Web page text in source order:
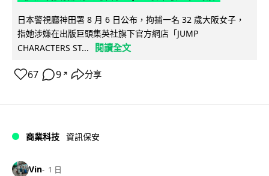
日本警視廳神田署 8 月 6 日公布，拘捕一名 32 歲大阪女子，
指她涉嫌在出版巨頭集英社旗下官方網店「JUMP
CHARACTERS ST...
閱讀全文
67 9 ↗ 分享
商業科技 資訊保安
Vin 1 日